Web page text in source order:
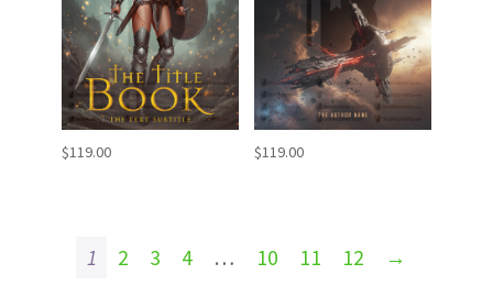
$119.00 $119.00
1 2 3 4 … 10 11 12 →